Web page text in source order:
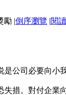
|倒序瀏覽 |閱
公司必要向
措。對付企業